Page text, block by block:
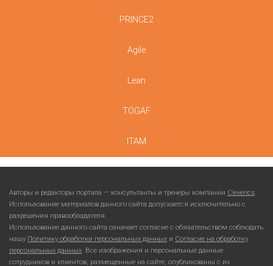
PRINCE2
Agile
Lean
TOGAF
ITAM
Авторы и редакторы портала — консультанты и тренеры компании Cleverics.
Использование материалов данного сайта допускается исключительно с
разрешения правообладателя.
Использование данного сайта означает согласие с обязательством соблюдать
нашу Политику обработки персональных данных и Согласие на обработку
персональных данных. Все изображения и персональные данные
сотрудников и клиентов, размещенные на сайте, опубликованы с их